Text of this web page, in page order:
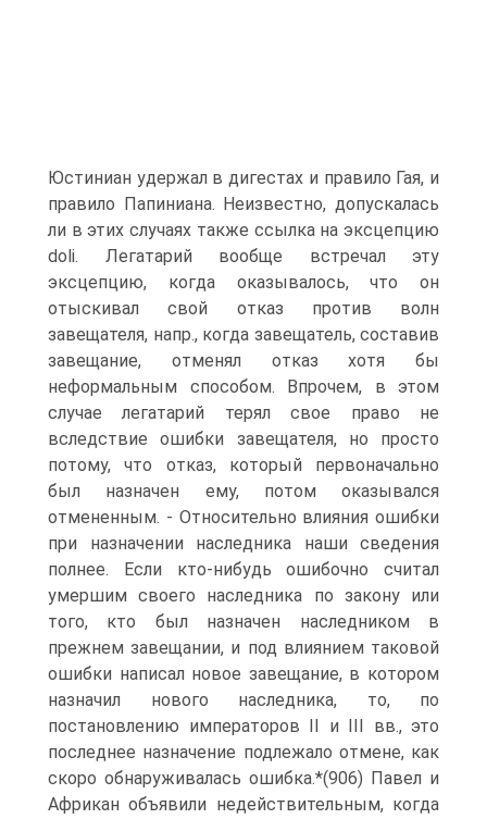
Юстиниан удержал в дигестах и правило Гая, и
правило Папиниана. Неизвестно, допускалась
ли в этих случаях также ссылка на эксцепцию
doli. Легатарий вообще встречал эту
эксцепцию, когда оказывалось, что он
отыскивал свой отказ против волн
завещателя, напр., когда завещатель, составив
завещание, отменял отказ хотя бы
неформальным способом. Впрочем, в этом
случае легатарий терял свое право не
вследствие ошибки завещателя, но просто
потому, что отказ, который первоначально
был назначен ему, потом оказывался
отмененным. - Относительно влияния ошибки
при назначении наследника наши сведения
полнее. Если кто-нибудь ошибочно считал
умершим своего наследника по закону или
того, кто был назначен наследником в
прежнем завещании, и под влиянием таковой
ошибки написал новое завещание, в котором
назначил нового наследника, то, по
постановлению императоров II и III вв., это
последнее назначение подлежало отмене, как
скоро обнаруживалась ошибка.*(906) Павел и
Африкан объявили недействительным, когда